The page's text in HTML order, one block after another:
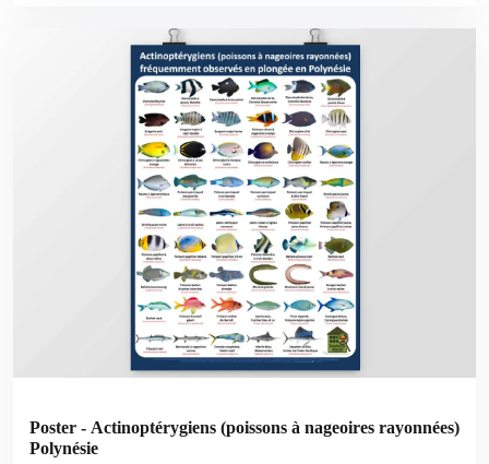
Poster - Actinoptérygiens (poissons à nageoires rayonnées)
Polynésie